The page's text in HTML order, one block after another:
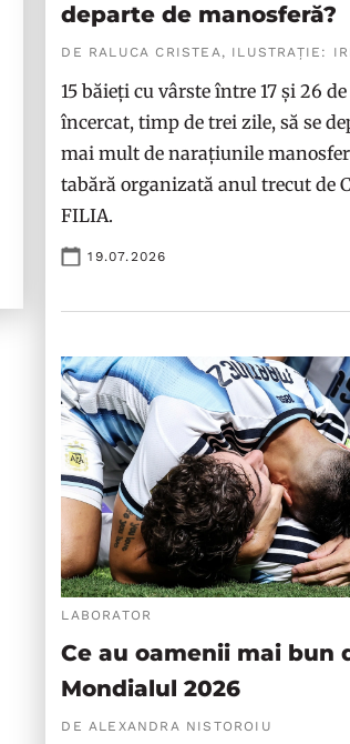
departe de manosferă?
DE RALUCA CRISTEA, ILUSTRAȚIE:
15 băieți cu vârste între 17 și 26
încercat, timp de trei zile, să se
mai mult de narațiunile
tabără organizată anul trecut de
FILIA.
19.07.2026
LABORATOR
Ce au oamenii mai bun
Mondialul 2026
DE ALEXANDRA NISTOROIU